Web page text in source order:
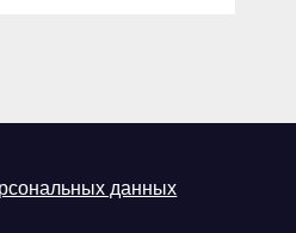
данных